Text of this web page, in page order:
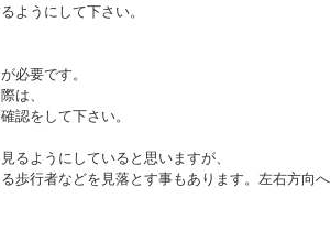
ようにして下さい。
必要です。
は、
認をして下さい。
るようにしていると思いますが、
歩行者などを見落とす事もあります。左右方向へ